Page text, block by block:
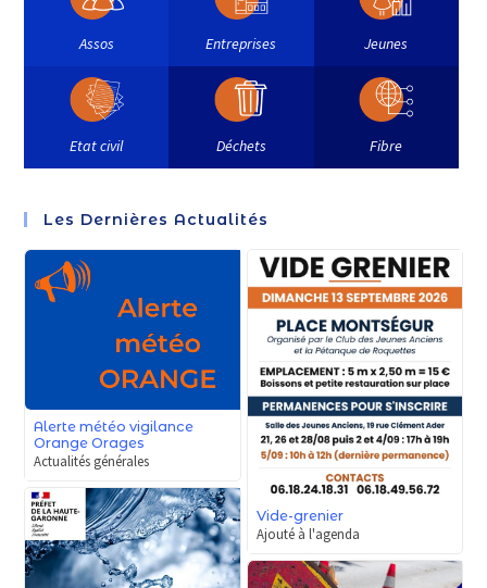
Assos Entreprises Jeunes
Etat civil Déchets Fibre
Les Dernières Actualités
Alerte météo vigilance
Orange Orages
Actualités générales
Vide-grenier
Ajouté à l'agenda